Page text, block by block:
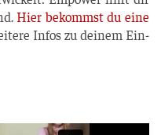
Hier bekommst du eine
Infos zu dei­nem Ein­